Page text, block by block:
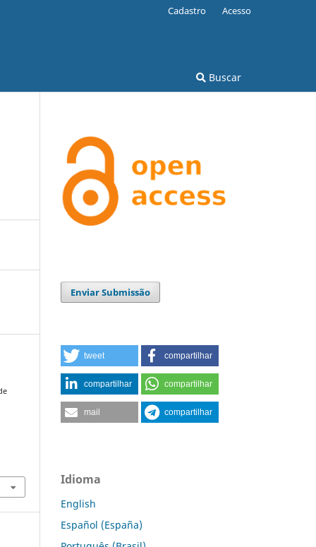
Buscar
Cadastro Acesso
Enviar Submissão
tweet compartilhar
compartilhar compartilhar
mail compartilhar
Idioma
English
Español (España)